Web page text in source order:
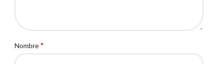
Nombre*